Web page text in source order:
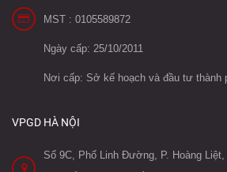
MST : 0105589872
Ngày cấp: 25/10/2011
Nơi cấp: Sở kế hoạch và đầu tư thành
VPGD HÀ NỘI
Số 9C, Phố Linh Đường, P. Hoàng